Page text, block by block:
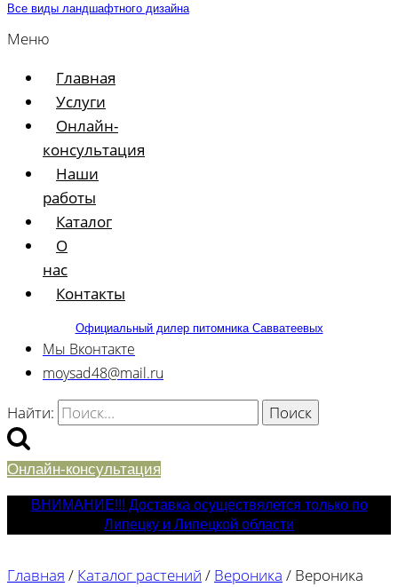
Все виды ландшафтного дизайна
Меню
Главная
Услуги
Онлайн-
консультация
Наши
работы
Каталог
О
нас
Контакты
Официальный дилер питомника Савватеевых
Мы Вконтакте
moysad48@mail.ru
Найти:
Онлайн-консультация
ВНИМАНИЕ!!! Доставка осуществялется только по
Липецку и Липецкой области
Главная / Каталог растений / Вероника / Вероника